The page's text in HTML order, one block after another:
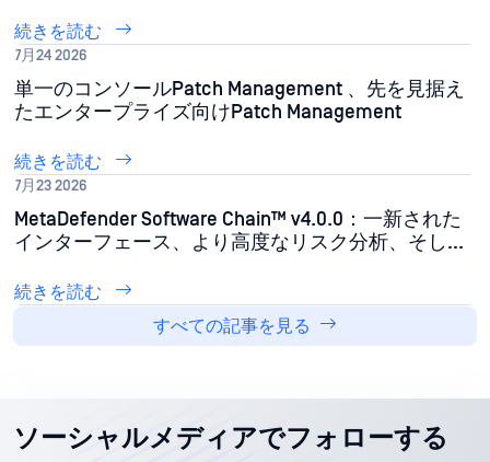
続きを読む
7月24 2026
単一のコンソールPatch Management 、先を見据え
たエンタープライズ向けPatch Management
続きを読む
7月23 2026
MetaDefender Software Chain™ v4.0.0：一新された
インターフェース、より高度なリスク分析、そして
続きを読む
すべての記事を見る
ソーシャルメディアでフォローする